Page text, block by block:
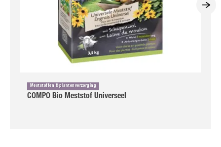
Meststoffen & plantenverzorging
COMPO Bio Meststof Universeel